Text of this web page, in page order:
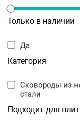
Только в наличии
Да
Категория
Сковороды из нержавеющей
стали
Подходит для плит